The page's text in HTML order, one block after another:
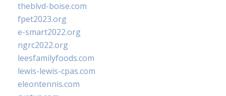
theblvd-boise.com
fpet2023.org
e-smart2022.org
ngrc2022.org
leesfamilyfoods.com
lewis-lewis-cpas.com
eleontennis.com